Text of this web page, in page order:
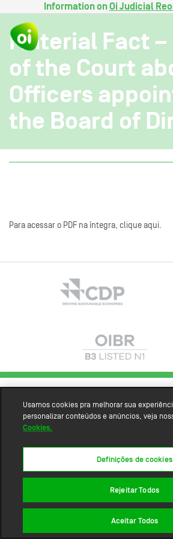
Information onOi Judicial
Material Fact –
of the Court
Officers
the Board of
Para acessar o PDF na íntegra, clique aqui.
Usamos cookies pra melhorar sua
personalizar conteúdos e anúncios, veja
Cookies.
Definições de cookies
Rejeitar Todos
Aceitar Todos